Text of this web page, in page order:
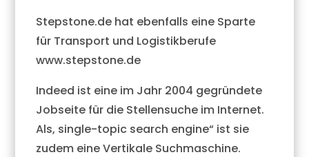
Stepstone.de hat ebenfalls eine Sparte
für Transport und Logistikberufe
www.stepstone.de
Indeed ist eine im Jahr 2004 gegründete
Jobseite für die Stellensuche im Internet.
Als, single-topic search engine“ ist sie
zudem eine Vertikale Suchmaschine.